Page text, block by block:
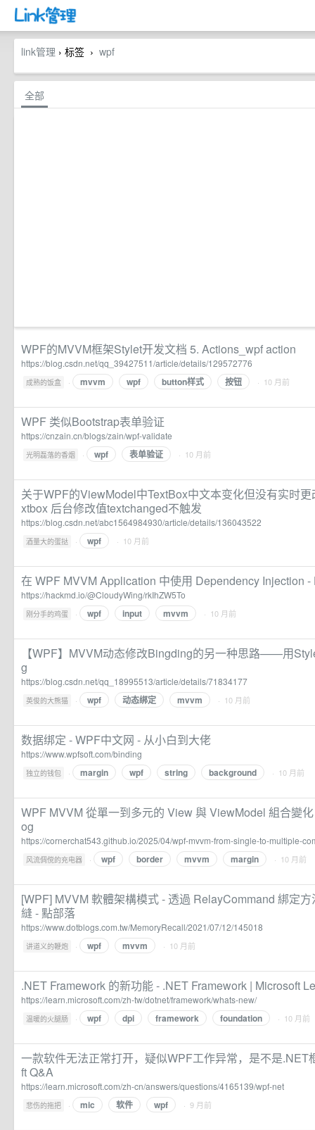
link管理 › 标签 › wpf
全部
WPF的MVVM框架Stylet开发文档 5. Actions_wpf action
https://blog.csdn.net/qq_39427511/article/details/129572776
成熟的饭盒 · mvvm wpf button样式 按钮 · 10 月前
WPF 类似Bootstrap表单验证
https://cnzain.cn/blogs/zain/wpf-validate
光明磊落的香烟 · wpf 表单验证 · 10 月前
关于WPF的ViewModel中TextBox中文本变化但没有实时
xtbox 后台修改值textchanged不触发
https://blog.csdn.net/abc1564984930/article/details/136043522
酒量大的蛋挞 · wpf · 10 月前
在 WPF MVVM Application 中使用 Dependency Injection -
https://hackmd.io/@CloudyWing/rkIhZW5To
刚分手的鸡蛋 · wpf input mvvm · 10 月前
【WPF】MVVM动态修改Bingding的另一种思路——用
g
https://blog.csdn.net/qq_18995513/article/details/71834177
英俊的大熊猫 · wpf 动态绑定 mvvm · 10 月前
数据绑定 - WPF中文网 - 从小白到大佬
https://www.wpfsoft.com/binding
独立的钱包 · margin wpf string background · 10 月前
WPF MVVM 從單一到多元的 View 與 ViewModel 組合變
og
https://cornerchat543.github.io/2025/04/wpf-mvvm-from-single-to-multiple-
风流倜傥的充电器 · wpf border mvvm margin · 10 月前
[WPF] MVVM 軟體架構模式 - 透過 RelayCommand 綁定
縫 - 點部落
https://www.dotblogs.com.tw/MemoryRecall/2021/07/12/145018
讲道义的鞭炮 · wpf mvvm · 10 月前
.NET Framework 的新功能 - .NET Framework | Microsoft
https://learn.microsoft.com/zh-tw/dotnet/framework/whats-new/
温暖的火腿肠 · wpf dpi framework foundation · 10 月前
一款软件无法正常打开，疑似WPF工作异常，是不是.NET
ft Q&A
https://learn.microsoft.com/zh-cn/answers/questions/4165139/wpf-net
悲伤的拖把 · mic 软件 wpf · 9 月前